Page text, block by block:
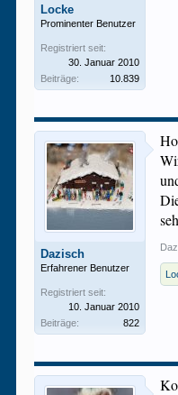
Locke
Prominenter Benutzer
Registriert seit:
30. Januar 2010
Beiträge:
10.839
Dazisch
Erfahrener Benutzer
Registriert seit:
10. Januar 2010
Beiträge:
822